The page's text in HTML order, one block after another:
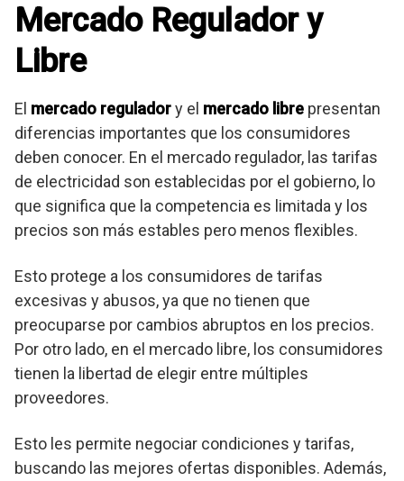
Mercado Regulador y
Libre
El mercado reguladory el mercado libre presentan
diferencias importantes que los consumidores
deben conocer. En el mercado regulador, las tarifas
de electricidad son establecidas por el gobierno, lo
que significa que la competencia es limitada y los
precios son más estables pero menos flexibles.
Esto protege a los consumidores de tarifas
excesivas y abusos, ya que no tienen que
preocuparse por cambios abruptos en los precios.
Por otro lado, en el mercado libre, los consumidores
tienen la libertad de elegir entre múltiples
proveedores.
Esto les permite negociar condiciones y tarifas,
buscando las mejores ofertas disponibles. Además,